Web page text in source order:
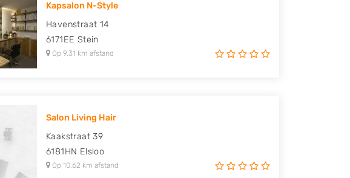
Kapsalon N-Style
Havenstraat 14
6171EE Stein
Op 9,31 km afstand
Salon Living Hair
Kaakstraat 39
6181HN Elsloo
Op 10,62 km afstand